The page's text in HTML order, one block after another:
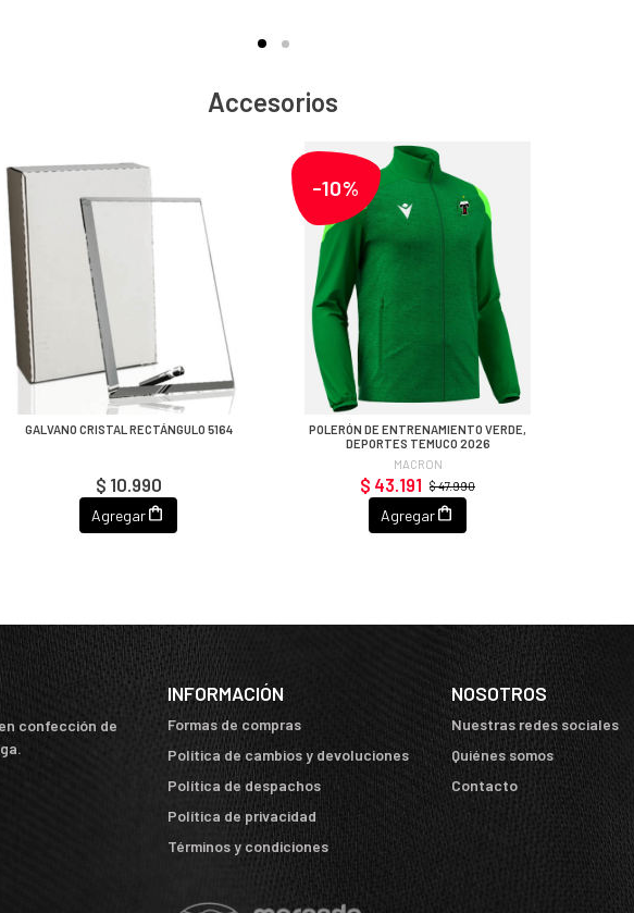
Accesorios
GALVANO CRISTAL RECTÁNGULO 5164
$ 10.990
Agregar
-10%
POLERÓN DE ENTRENAMIENTO VERDE,
DEPORTES TEMUCO 2026
MACRON
$ 47.990
$ 43.191
Agregar
confección de
INFORMACIÓN
Formas de compras
Política de cambios y devoluciones
Política de despachos
Política de privacidad
Términos y condiciones
NOSOTROS
Nuestras redes sociales
Quiénes somos
Contacto